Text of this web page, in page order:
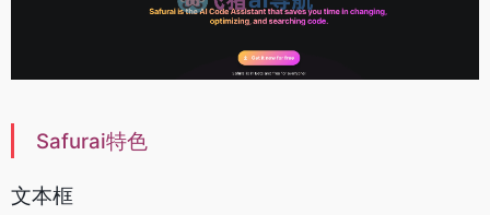
Safurai特色
文本框